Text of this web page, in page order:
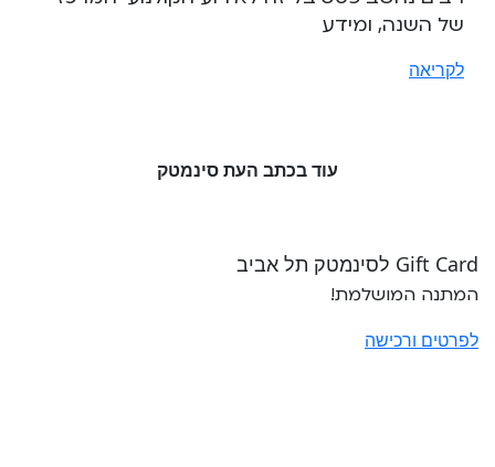
עוד בכתב העת סינמטק
של השנה, ומידע
לקריאה
Gift Card לסינמטק תל אביב
המתנה המושלמת!
לפרטים ורכישה